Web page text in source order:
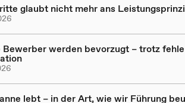
glaubt nicht mehr ans
Bewerber werden bevorzugt – trotz
lebt – in der Art, wie wir Führung